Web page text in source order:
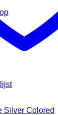
Silver Colored